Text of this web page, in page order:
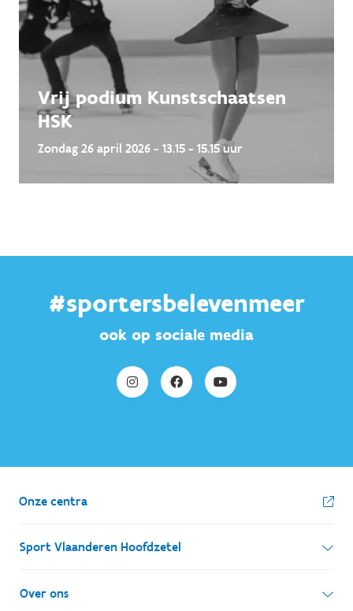
Vrij podium Kunstschaatsen
HSK
Zondag 26 april 2026 - 13.15 - 15.15 uur
#sportersbelevenmeer
ook op sociale media
Onze centra
Sport Vlaanderen Hoofdzetel
Simon Bolivarlaan 17
Over ons